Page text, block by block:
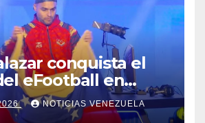
conquista el
eFootball en
NOTICIAS VENEZUELA